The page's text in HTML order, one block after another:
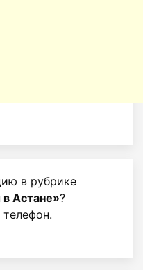
в рубрике
Астане»?